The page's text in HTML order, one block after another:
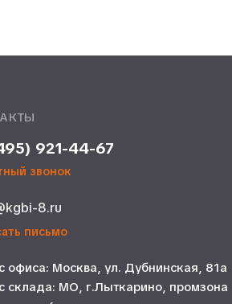
921-44-67
звонок
8.ru
письмо
офиса: Москва, ул. Дубнинская, 81а
склада: МО, г.Лыткарино, промзона